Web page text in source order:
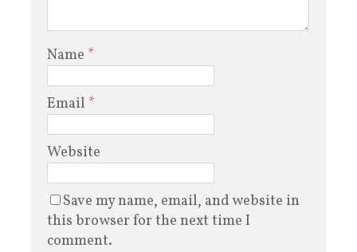
Name *
Email *
Website
Save my name, email, and website in
this browser for the next time I
comment.